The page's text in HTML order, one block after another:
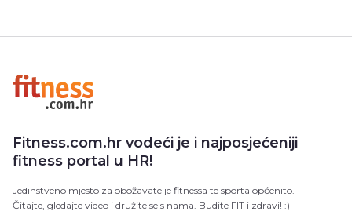
Fitness.com.hr vodeći je i najposjećeniji
fitness portal u HR!
Jedinstveno mjesto za obožavatelje fitnessa te sporta općenito.
Čitajte, gledajte video i družite se s nama. Budite FIT i zdravi! :)